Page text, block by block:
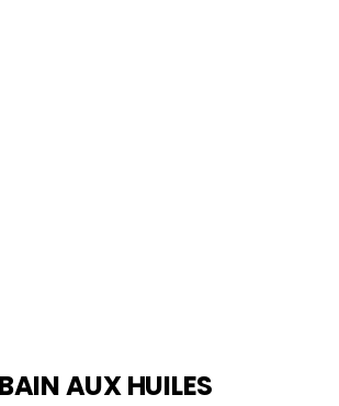
AUX HUILES